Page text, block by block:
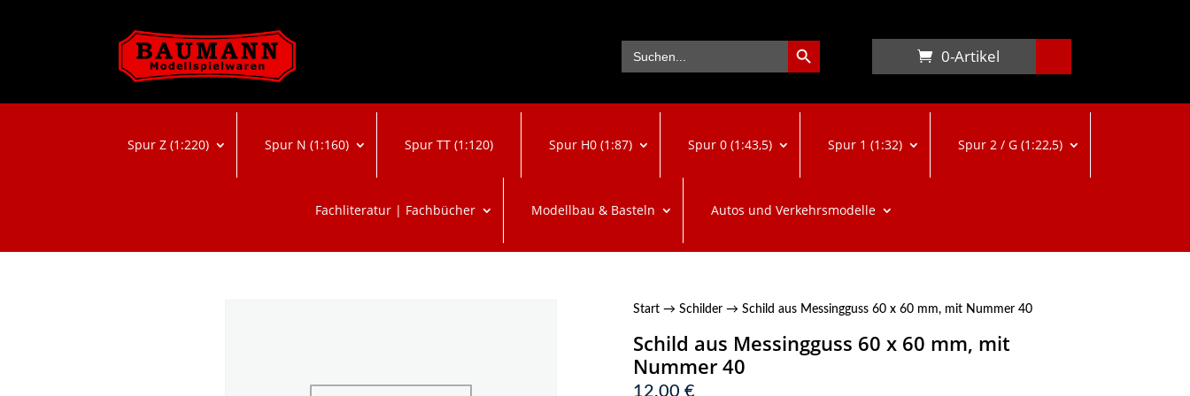
Search
for:
Search Button
0-Artikel
Spur Z (1:220) Spur N (1:160) Spur TT (1:120) Spur H0 (1:87) Spur 0 (1:43,5) Spur 1 (1:32) Spur 2 / G (1:22,5)
Fachliteratur | Fachbücher Modellbau & Basteln Autos und Verkehrsmodelle
Start→ Schilder→ Schild aus Messingguss 60 x 60 mm, mit Nummer 40
Schild aus Messingguss 60 x 60 mm, mit
Nummer 40
12,00 €